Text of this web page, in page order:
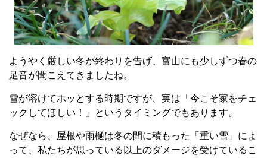
ようやく厳しい冬が終わりを告げ、富山にも少しずつ春の
足音が聞こえてきましたね。
雪が溶けてホッとする時期ですが、実は「今こそ家をチェ
ックしてほしい！」というタイミングでもあります。
なぜなら、屋根や雨樋は冬の間に積もった「重い雪」によ
って、私たちが思っている以上のダメージを受けているこ